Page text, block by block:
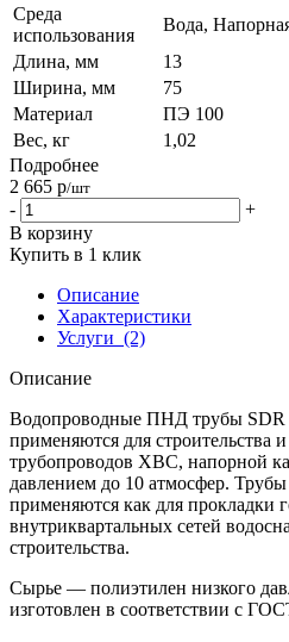
Среда
использования
Вода,
Длина, мм
13
Ширина, мм
75
Материал
ПЭ 100
Вес, кг
1,02
Подробнее
2 665 р/шт
-
+
В корзину
Купить в 1 клик
Описание
Характеристики
Услуги (2)
Описание
Водопроводные ПНД трубы SDR
применяются для строительства
трубопроводов ХВС, напорной
давлением до 10 атмосфер.
применяются как для прокладки
внутриквартальных сетей
строительства.
Сырье — полиэтилен низкого
изготовлен в соответствии с